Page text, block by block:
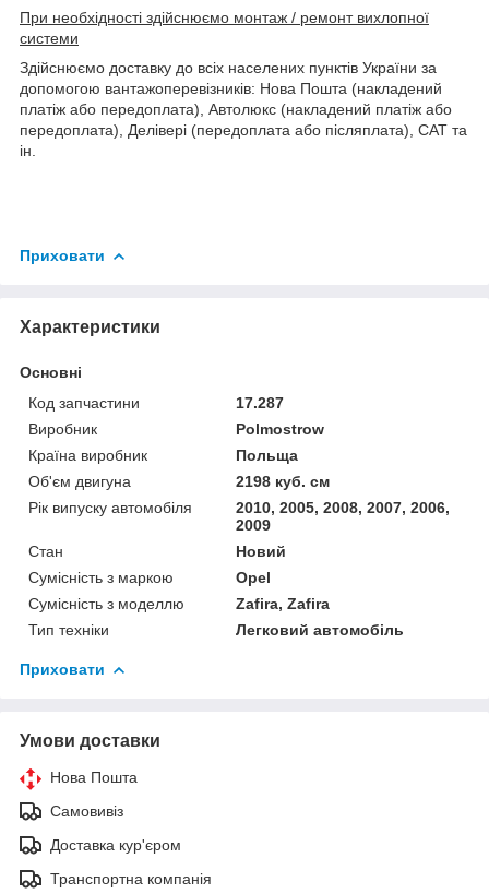
При необхідності здійснюємо монтаж / ремонт вихлопної
системи
Здійснюємо доставку до всіх населених пунктів України за
допомогою вантажоперевізників: Нова Пошта (накладений
платіж або передоплата), Автолюкс (накладений платіж або
передоплата), Делівері (передоплата або післяплата), САТ та
ін.
Приховати
Характеристики
Основні
Код запчастини
17.287
Виробник
Polmostrow
Країна виробник
Польща
Об'єм двигуна
2198 куб. см
Рік випуску автомобіля
2010, 2005, 2008, 2007, 2006,
2009
Стан
Новий
Сумісність з маркою
Opel
Сумісність з моделлю
Zafira, Zafira
Тип техніки
Легковий автомобіль
Приховати
Умови доставки
Нова Пошта
Самовивіз
Доставка кур'єром
Транспортна компанія